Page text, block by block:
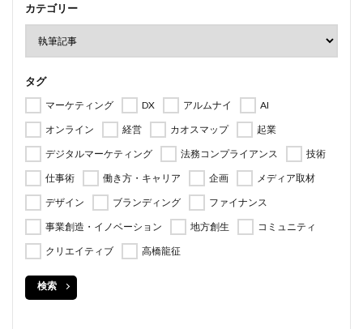
カテゴリー
タグ
マーケティング DX アルムナイ
AI
オンライン
経営 カオスマップ
起業
デジタルマーケティング
法務コンプライアンス
技術
仕事術
働き方・キャリア 企画
メディア取材
デザイン
ブランディング
ファイナンス
事業創造・イノベーション
地方創生
コミュニティ
クリエイティブ
高橋龍征
検索